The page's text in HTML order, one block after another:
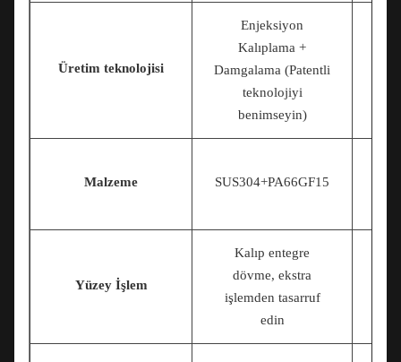
Üretim teknolojisi
Enjeksiyon
Kalıplama +
Damgalama (Patentli
teknolojiyi
benimseyin)
Malzeme SUS304+PA66GF15
Yüzey İşlem
Kalıp entegre
dövme, ekstra
işlemden tasarruf
edin